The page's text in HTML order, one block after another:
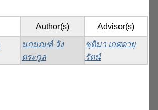
Author(s) Advisor(s)
นภมณฑ์ วัง
ตระกูล
ชุติมา เกศดายุ
รัตน์